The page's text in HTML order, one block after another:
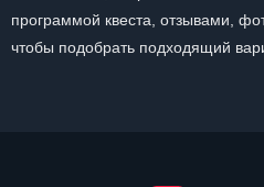
программой квеста, отзывами,
чтобы подобрать подходящий